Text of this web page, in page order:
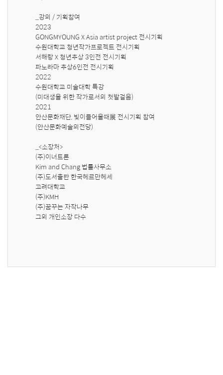
_강의 / 기획참여
2023
GONGMYOUNG X Asia artist project 전시기획
수원대학교 청년작가프로젝트 전시기획
서해랑 X 청년추상 3인전 전시기획
파노라마 추상6인전 전시기획
2022
수원대학교 미술대학 특강
(미대생을 위한 작가로서의 첫발걸음)
2021
안산문화재단, 빛이들어올때展 전시기획 참여
(안산문화예술의전당)
_<소장처>
(주)이너트론
Kim and Chang 법률사무소
(주)도서출판 한국헤르만헤세
고려대학교
(주)KMH
(주)꿈꾸는 자작나무
그외 개인소장 다수